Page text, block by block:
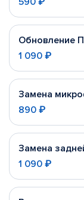
Обновление
1 090 ₽
Замена
890 ₽
Замена
1 090 ₽